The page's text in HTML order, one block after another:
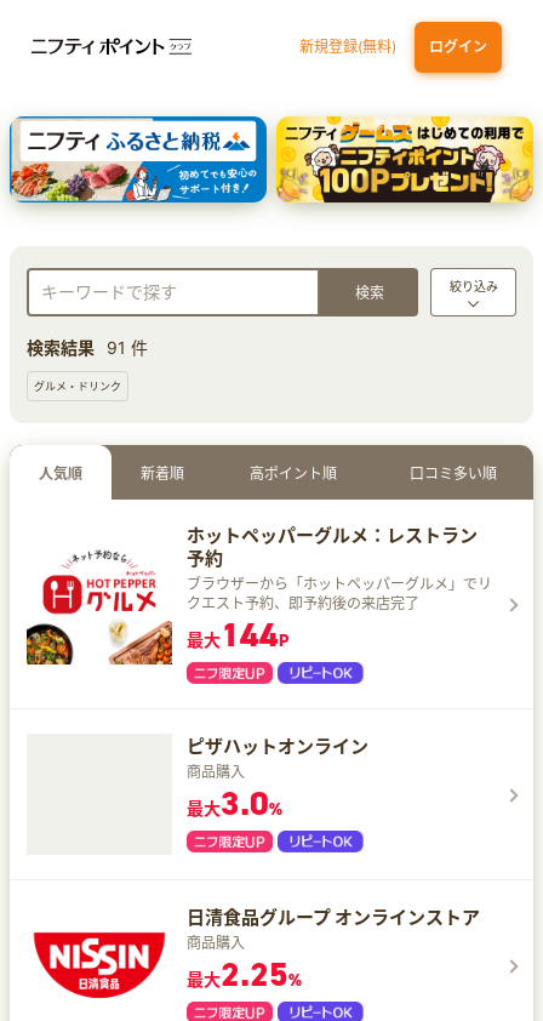
新規登録(無料) ログイン
三井住友カード ゴールド（NL）（家族カード発行） dカード GOLD
【実質初月無料】DMM | Disney+(ディズニープラス) セットプラン
SBI証券 確定拠出年金（iDeCo）
絞り込み
検索結果 91 件
グルメ・ドリンク
人気順 新着順 高ポイント順 口コミ多い順
ホットペッパーグルメ：レストラン
予約
ブラウザーから「ホットペッパーグルメ」でリ
クエスト予約、即予約後の来店完了
最大144P
ピザハットオンライン
商品購入
最大3.0%
日清食品グループ オンラインストア
商品購入
最大2.25%